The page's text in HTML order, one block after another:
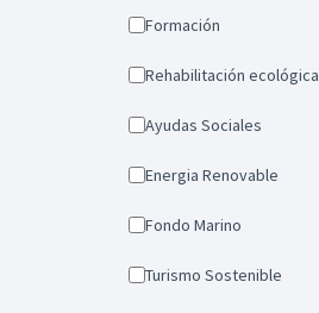
Formación
Rehabilitación ecológica
Ayudas Sociales
Energia Renovable
Fondo Marino
Turismo Sostenible